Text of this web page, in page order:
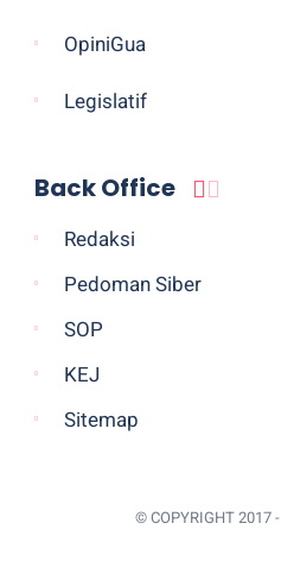
OpiniGua
Legislatif
Back Office
Redaksi
Pedoman Siber
SOP
KEJ
Sitemap
© COPYRIGHT 2017 -